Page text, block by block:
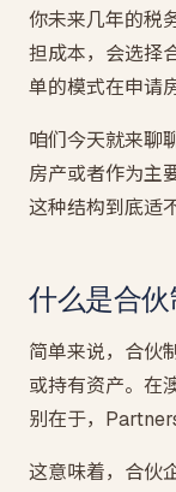
你未来几年的税
担成本，会选择
单的模式在申请
咱们今天就来聊
房产或者作为主
这种结构到底适
什么是合
简单来说，合伙
或持有资产。在
别在于，
这意味着，合伙